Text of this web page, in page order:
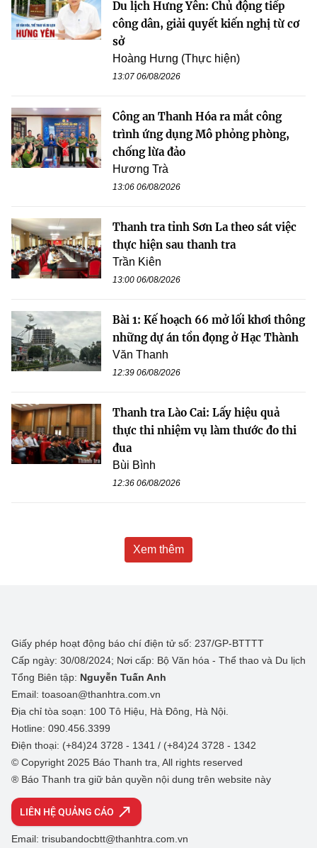
Du lịch Hưng Yên: Chủ động tiếp
công dân, giải quyết kiến nghị từ cơ
sở
Hoàng Hưng (Thực hiện)
13:07 06/08/2026
Công an Thanh Hóa ra mắt công
trình ứng dụng Mô phỏng phòng,
chống lừa đảo
Hương Trà
13:06 06/08/2026
Thanh tra tỉnh Sơn La theo sát việc
thực hiện sau thanh tra
Trần Kiên
13:00 06/08/2026
Bài 1: Kế hoạch 66 mở lối khơi thông
những dự án tồn đọng ở Hạc Thành
Văn Thanh
12:39 06/08/2026
Thanh tra Lào Cai: Lấy hiệu quả
thực thi nhiệm vụ làm thước đo thi
đua
Bùi Bình
12:36 06/08/2026
Xem thêm
Giấy phép hoạt động báo chí điện tử số: 237/GP-BTTTT
Cấp ngày: 30/08/2024; Nơi cấp: Bộ Văn hóa - Thể thao và Du lịch
Tổng Biên tập: Nguyễn Tuấn Anh
Email: toasoan@thanhtra.com.vn
Địa chỉ tòa soạn: 100 Tô Hiệu, Hà Đông, Hà Nội.
Hotline: 090.456.3399
Điện thoại: (+84)24 3728 - 1341 / (+84)24 3728 - 1342
© Copyright 2025 Báo Thanh tra, All rights reserved
® Báo Thanh tra giữ bản quyền nội dung trên website này
LIÊN HỆ QUẢNG CÁO
Email: trisubandocbtt@thanhtra.com.vn